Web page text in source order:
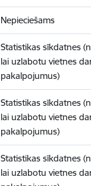
Nepieciešams
Statistikas sīkdatnes
lai uzlabotu vietnes
pakalpojumus)
Statistikas sīkdatnes
lai uzlabotu vietnes
pakalpojumus)
Statistikas sīkdatnes
lai uzlabotu vietnes